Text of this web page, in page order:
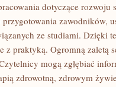
dotyczące rozwoju
przygotowania zawodników,
ze studiami. Dzięki
z praktyką. Ogromną zaletą
mogą zgłębiać
zdrowotną, zdrowym